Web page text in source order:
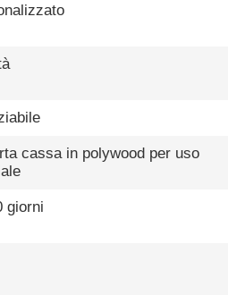
cassa in polywood per uso
giorni